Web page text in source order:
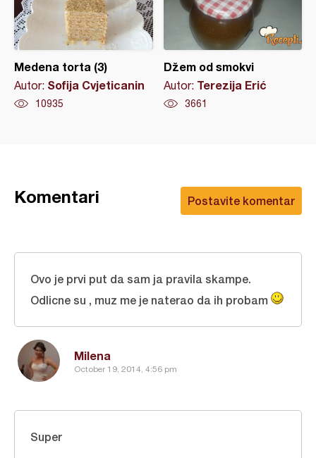
Medena torta (3)
Autor: Sofija Cvjeticanin
10935
Džem od smokvi
Autor: Terezija Erić
3661
Postavite komentar
Komentari
Milena
October 19, 2014, 4:56 pm
Ovo je prvi put da sam ja pravila skampe.
Odlicne su , muz me je naterao da ih probam
Super